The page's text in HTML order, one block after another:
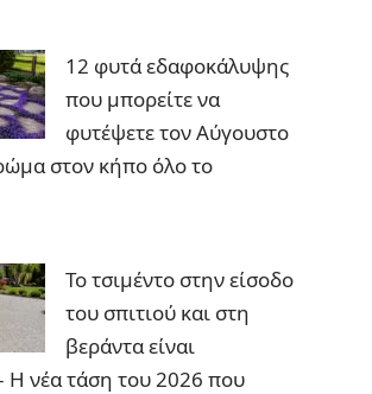
12 φυτά εδαφοκάλυψης
που μπορείτε να
φυτέψετε τον Αύγουστο
στον κήπο όλο το
Το τσιμέντο στην είσοδο
του σπιτιού και στη
βεράντα είναι
Η νέα τάση του 2026 που